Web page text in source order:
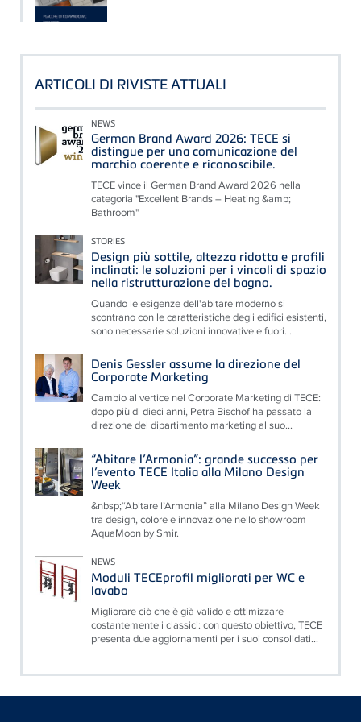
ARTICOLI DI RIVISTE ATTUALI
NEWS
German Brand Award 2026: TECE si
distingue per una comunicazione del
marchio coerente e riconoscibile.
TECE vince il German Brand Award 2026 nella
categoria "Excellent Brands – Heating &amp;
Bathroom"
STORIES
Design più sottile, altezza ridotta e profili
inclinati: le soluzioni per i vincoli di spazio
nella ristrutturazione del bagno.
Quando le esigenze dell'abitare moderno si
scontrano con le caratteristiche degli edifici esistenti,
sono necessarie soluzioni innovative e fuori...
Denis Gessler assume la direzione del
Corporate Marketing
Cambio al vertice nel Corporate Marketing di TECE:
dopo più di dieci anni, Petra Bischof ha passato la
direzione del dipartimento marketing al suo...
“Abitare l’Armonia”: grande successo per
l’evento TECE Italia alla Milano Design
Week
&nbsp;“Abitare l’Armonia” alla Milano Design Week
tra design, colore e innovazione nello showroom
AquaMoon by Smir.
NEWS
Moduli TECEprofil migliorati per WC e
lavabo
Migliorare ciò che è già valido e ottimizzare
costantemente i classici: con questo obiettivo, TECE
presenta due aggiornamenti per i suoi consolidati...